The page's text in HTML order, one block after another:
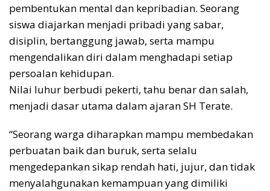
pembentukan mental dan kepribadian. Seorang
siswa diajarkan menjadi pribadi yang sabar,
disiplin, bertanggung jawab, serta mampu
mengendalikan diri dalam menghadapi setiap
persoalan kehidupan.
Nilai luhur berbudi pekerti, tahu benar dan salah,
menjadi dasar utama dalam ajaran SH Terate.
“Seorang warga diharapkan mampu membedakan
perbuatan baik dan buruk, serta selalu
mengedepankan sikap rendah hati, jujur, dan tidak
menyalahgunakan kemampuan yang dimiliki